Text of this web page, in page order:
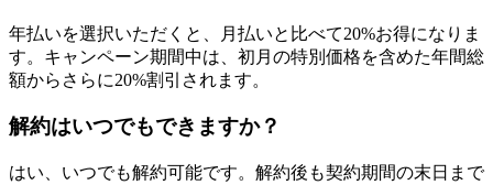
年払いを選択いただくと、月払いと比べて20%お得になりま
す。キャンペーン期間中は、初月の特別価格を含めた年間総
額からさらに20%割引されます。
解約はいつでもできますか？
はい、いつでも解約可能です。解約後も契約期間の末日まで